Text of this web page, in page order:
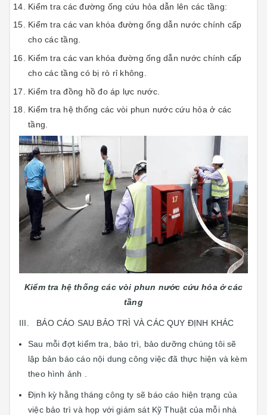
Kiểm tra các đường ống cứu hỏa dẫn lên các tầng:
Kiểm tra các van khóa đường ống dẫn nước chính cấp
cho các tầng.
Kiểm tra các van khóa đường ống dẫn nước chính cấp
cho các tầng có bị rò rỉ không.
Kiểm tra đồng hồ đo áp lực nước.
Kiểm tra hệ thống các vòi phun nước cứu hỏa ở các
tầng.
Kiểm tra hệ thống các vòi phun nước cứu hỏa ở các
tầng
III. BÁO CÁO SAU BẢO TRÌ VÀ CÁC QUY ĐỊNH KHÁC
Sau mỗi đợt kiểm tra, bảo trì, bảo dưỡng chúng tôi sẽ
lập bản báo cáo nội dung công việc đã thực hiện và kèm
theo hình ảnh .
Định kỳ hằng tháng công ty sẽ báo cáo hiện trạng của
việc bảo trì và họp với giám sát Kỹ Thuật của mỗi nhà